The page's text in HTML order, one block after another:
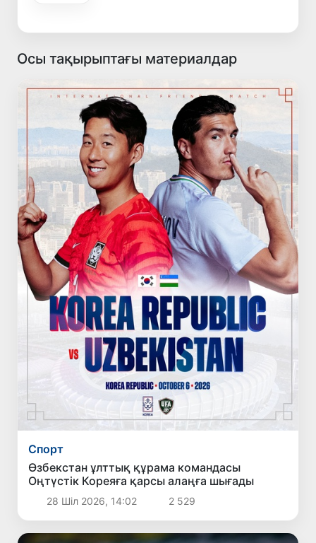
Осы тақырыптағы материалдар
Спорт
Өзбекстан ұлттық құрама командасы
Оңтүстік Кореяға қарсы алаңға шығады
28 Шіл 2026, 14:02 2 529